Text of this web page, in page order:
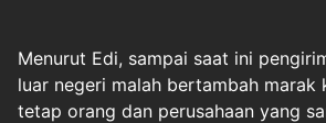
Menurut Edi, sampai saat ini
luar negeri malah bertambah marak
tetap orang dan perusahaan yang